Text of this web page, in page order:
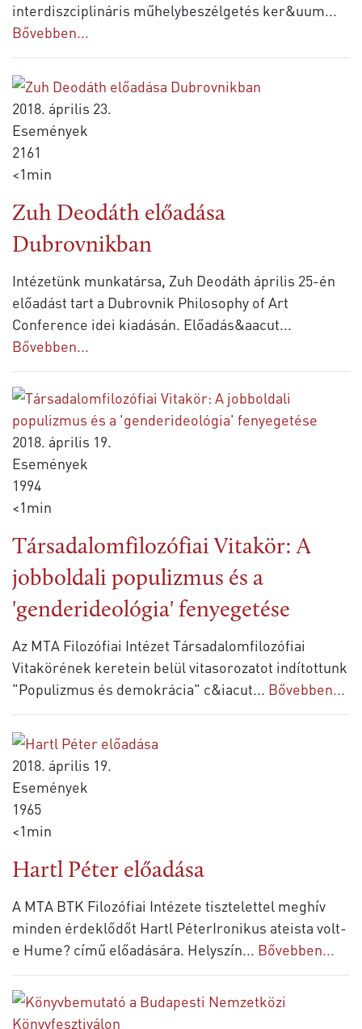
interdiszciplináris műhelybeszélgetés ker&uum...
Bővebben...
2018. április 23.
Események
2161
<1min
Zuh Deodáth előadása
Dubrovnikban
Intézetünk munkatársa, Zuh Deodáth április 25-én
előadást tart a Dubrovnik Philosophy of Art
Conference idei kiadásán. Előadás&aacut...
Bővebben...
2018. április 19.
Események
1994
<1min
Társadalomfilozófiai Vitakör: A
jobboldali populizmus és a
'genderideológia' fenyegetése
Az MTA Filozófiai Intézet Társadalomfilozófiai
Vitakörének keretein belül vitasorozatot indítottunk
"Populizmus és demokrácia" c&iacut... Bővebben...
2018. április 19.
Események
1965
<1min
Hartl Péter előadása
A MTA BTK Filozófiai Intézete tisztelettel meghív
minden érdeklődőt Hartl PéterIronikus ateista volt-
e Hume? című előadására. Helyszín... Bővebben...